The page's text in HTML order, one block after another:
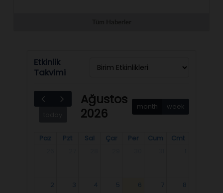
Etkinlik
Takvimi
Ağustos
2026
month week
Paz Pzt Sal Çar Per Cum
Cmt
1
2 3 4 5 6 7 8